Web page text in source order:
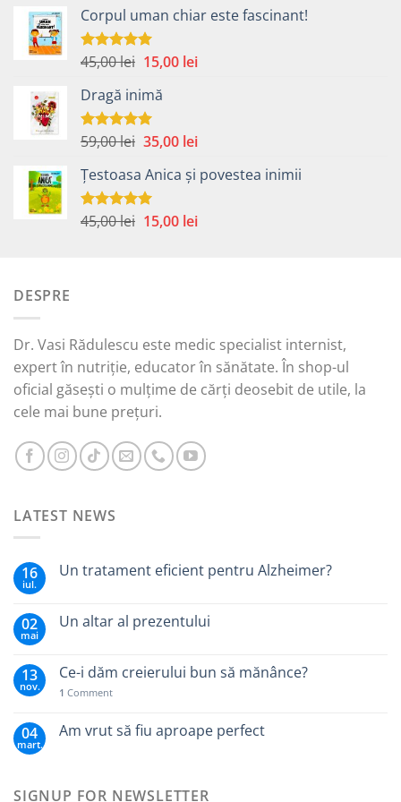
Corpul uman chiar este fascinant!
Evaluat la
45,00lei Prețul
a
fost:
45,00 lei.
15,00 leiPrețul
Dragă inimă
Evaluat la
59,00lei Prețul
a
fost:
59,00 lei.
35,00 leiPrețul
este:
Țestoasa Anica și povestea inimii
Evaluat la
45,00lei Prețul
15,00 leiPrețul
DESPRE
Dr. Vasi Rădulescu este medic specialist internist,
expert în nutriție, educator în sănătate. În shop-ul
oficial găsești o mulțime de cărți deosebit de utile, la
cele mai bune prețuri.
LATEST NEWS
16
iul.
Un tratament eficient pentru Alzheimer?
02
mai
Un altar al prezentului
13
nov.
Ce-i dăm creierului bun să mănânce?
1 Comment
04
mart.
Am vrut să fiu aproape perfect
SIGNUP FOR NEWSLETTER